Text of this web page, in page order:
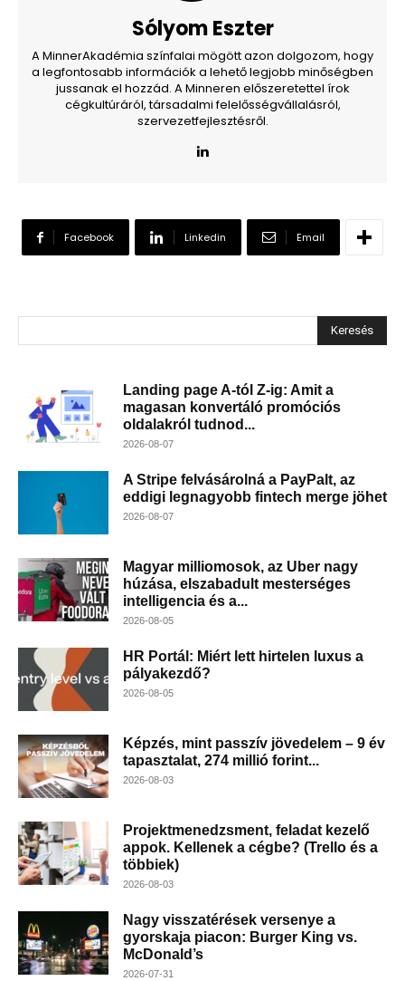
Sólyom Eszter
A MinnerAkadémia színfalai mögött azon dolgozom, hogy
a legfontosabb információk a lehető legjobb minőségben
jussanak el hozzád. A Minneren előszeretettel írok
cégkultúráról, társadalmi felelősségvállalásról,
szervezetfejlesztésről.
Facebook Linkedin Email
Keresés
Landing page A-tól Z-ig: Amit a
magasan konvertáló promóciós
oldalakról tudnod...
2026-08-07
A Stripe felvásárolná a PayPalt, az
eddigi legnagyobb fintech merge jöhet
2026-08-07
Magyar milliomosok, az Uber nagy
húzása, elszabadult mesterséges
intelligencia és a...
2026-08-05
HR Portál: Miért lett hirtelen luxus a
pályakezdő?
2026-08-05
Képzés, mint passzív jövedelem – 9 év
tapasztalat, 274 millió forint...
2026-08-03
Projektmenedzsment, feladat kezelő
appok. Kellenek a cégbe? (Trello és a
többiek)
2026-08-03
Nagy visszatérések versenye a
gyorskaja piacon: Burger King vs.
McDonald’s
2026-07-31